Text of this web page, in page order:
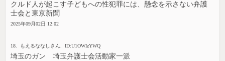
クルド人が起こす子どもへの性犯罪には、懸念を示さない弁護
士会と東京新聞
2025年09月02日 12:02
18. もえるななしさん. ID:U1OWIzYWQ
埼玉のガン 埼玉弁護士会活動家一派